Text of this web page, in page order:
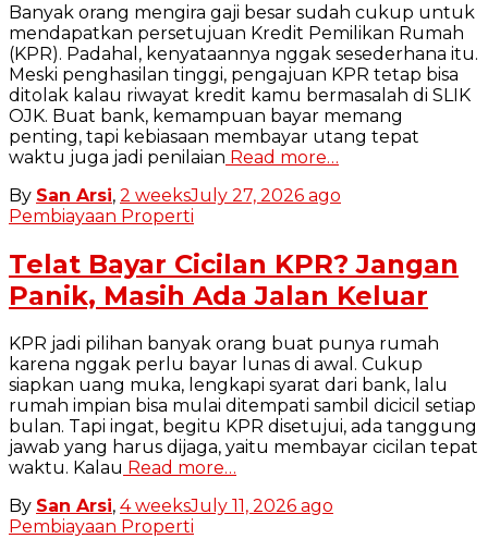
Banyak orang mengira gaji besar sudah cukup untuk
mendapatkan persetujuan Kredit Pemilikan Rumah
(KPR). Padahal, kenyataannya nggak sesederhana itu.
Meski penghasilan tinggi, pengajuan KPR tetap bisa
ditolak kalau riwayat kredit kamu bermasalah di SLIK
OJK. Buat bank, kemampuan bayar memang
penting, tapi kebiasaan membayar utang tepat
waktu juga jadi penilaian Read more…
By San Arsi, 2 weeksJuly 27, 2026 ago
Pembiayaan Properti
Telat Bayar Cicilan KPR? Jangan
Panik, Masih Ada Jalan Keluar
KPR jadi pilihan banyak orang buat punya rumah
karena nggak perlu bayar lunas di awal. Cukup
siapkan uang muka, lengkapi syarat dari bank, lalu
rumah impian bisa mulai ditempati sambil dicicil setiap
bulan. Tapi ingat, begitu KPR disetujui, ada tanggung
jawab yang harus dijaga, yaitu membayar cicilan tepat
waktu. Kalau Read more…
By San Arsi, 4 weeksJuly 11, 2026 ago
Pembiayaan Properti